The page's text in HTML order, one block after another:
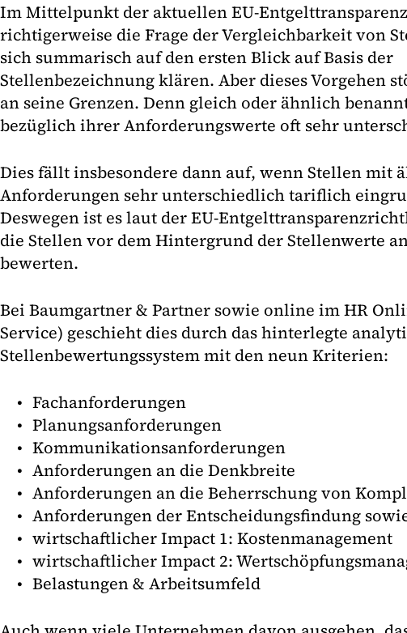
Im Mittelpunkt der aktuellen EU-
richtigerweise die Frage der Vergleichbarkeit von
sich summarisch auf den ersten Blick auf Basis der
Stellenbezeichnung klären. Aber dieses Vorgehen
an seine Grenzen. Denn gleich oder ähnlich
bezüglich ihrer Anforderungswerte oft sehr
Dies fällt insbesondere dann auf, wenn Stellen mit
Anforderungen sehr unterschiedlich tariflich
Deswegen ist es laut der EU-
die Stellen vor dem Hintergrund der Stellenwerte
bewerten.
Bei Baumgartner & Partner sowie online im HR
Service) geschieht dies durch das hinterlegte
Stellenbewertungssystem mit den neun Kriterien:
Fachanforderungen
Planungsanforderungen
Kommunikationsanforderungen
Anforderungen an die Denkbreite
Anforderungen an die Beherrschung von
Anforderungen der Entscheidungsfindung
wirtschaftlicher Impact 1: Kostenmanagement
wirtschaftlicher Impact 2:
Belastungen & Arbeitsumfeld